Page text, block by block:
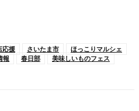
応援 さいたま市
ほっこりマルシェ
報 春日部
美味しいものフェス